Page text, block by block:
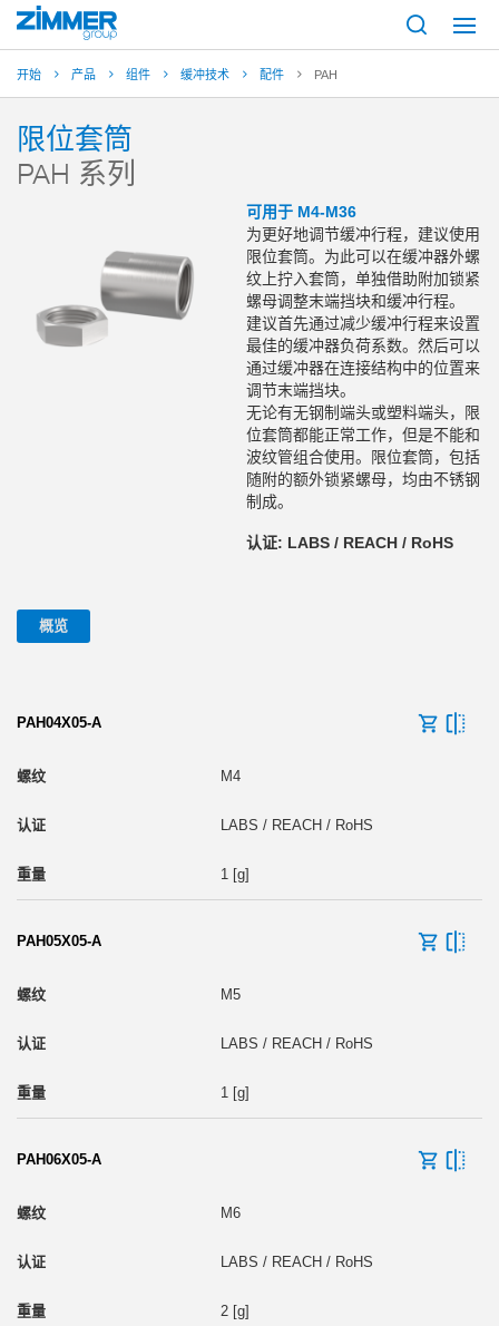
开始 产品 组件 缓冲技术 配件 PAH
限位套筒
PAH 系列
可用于 M4-M36
为更好地调节缓冲行程，建议使用
限位套筒。为此可以在缓冲器外螺
纹上拧入套筒，单独借助附加锁紧
螺母调整末端挡块和缓冲行程。
建议首先通过减少缓冲行程来设置
最佳的缓冲器负荷系数。然后可以
通过缓冲器在连接结构中的位置来
调节末端挡块。
无论有无钢制端头或塑料端头，限
位套筒都能正常工作，但是不能和
波纹管组合使用。限位套筒，包括
随附的额外锁紧螺母，均由不锈钢
制成。
认证: LABS / REACH / RoHS
概览
PAH04X05-A
M4
LABS / REACH / RoHS
1 [g]
PAH05X05-A
M5
LABS / REACH / RoHS
1 [g]
PAH06X05-A
M6
LABS / REACH / RoHS
2 [g]